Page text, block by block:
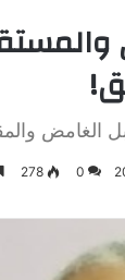
الغامض
0
278